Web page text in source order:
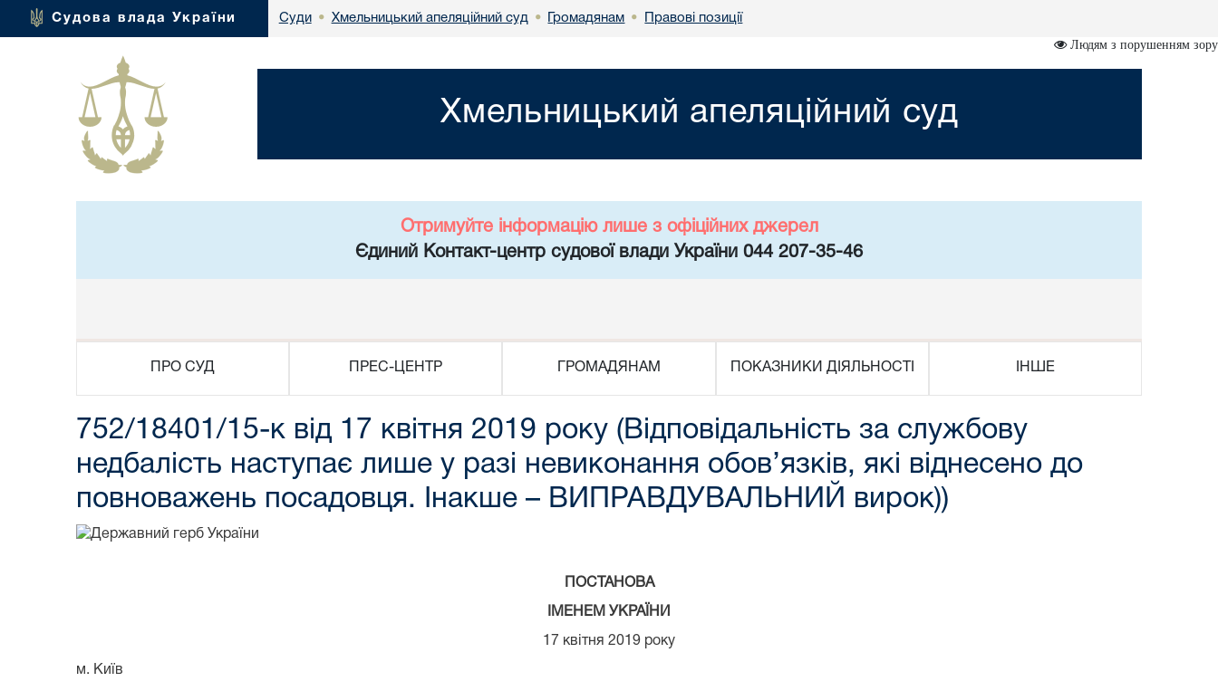
Судова влада України Суди • Хмельницький апеляційний суд • Громадянам • Правові позиції
Людям з порушенням зору
Хмельницький апеляційний суд
Отримуйте інформацію лише з офіційних джерел
Єдиний Контакт-центр судової влади України 044 207-35-46
ПРО СУД ПРЕС-ЦЕНТР ГРОМАДЯНАМ ПОКАЗНИКИ ДІЯЛЬНОСТІ ІНШЕ
752/18401/15-к від 17 квітня 2019 року (Відповідальність за службову
недбалість наступає лише у разі невиконання обов’язків, які віднесено до
повноважень посадовця. Інакше – ВИПРАВДУВАЛЬНИЙ вирок))
ПОСТАНОВА
ІМЕНЕМ УКРАЇНИ
17 квітня 2019 року
м. Київ